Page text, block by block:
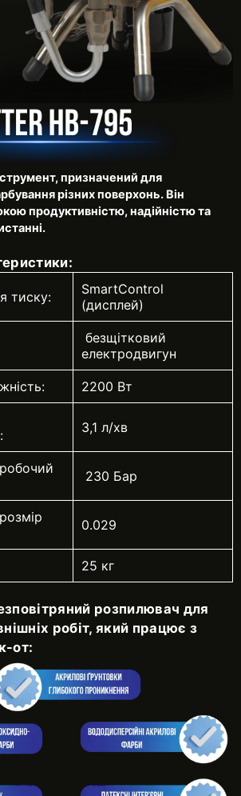
призначений для
різних поверхонь. Він
продуктивністю, надійністю та
тиску:
SmartControl
(дисплей)
безщітковий
електродвигун
2200 Вт
3,1 л/хв
230 Бар
0.029
25 кг
розпилювач для
робіт, який працює з
от: